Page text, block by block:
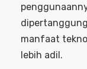
manfaat
lebih adil.